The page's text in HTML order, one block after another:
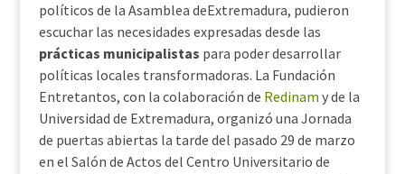
políticos de la Asamblea deExtremadura, pudieron
escuchar las necesidades expresadas desde las
prácticas municipalistas para poder desarrollar
políticas locales transformadoras. La Fundación
Entretantos, con la colaboración de Redinam y de la
Universidad de Extremadura, organizó una Jornada
de puertas abiertas la tarde del pasado 29 de marzo
en el Salón de Actos del Centro Universitario de